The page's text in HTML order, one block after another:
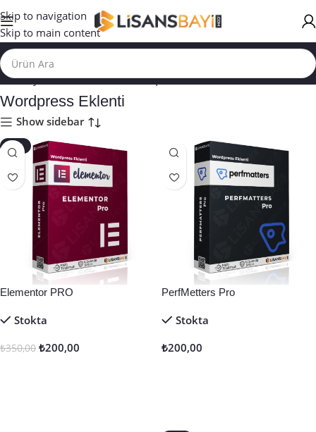
Skip to navigation
Skip to main content
Ana Sayfa/ WORDPRESS TEMA | EKLENTİ
Wordpress Eklenti
Show sidebar
-43%
Elementor PRO
Stokta
₺350,00 ₺200,00
PerfMetters Pro
Stokta
₺200,00